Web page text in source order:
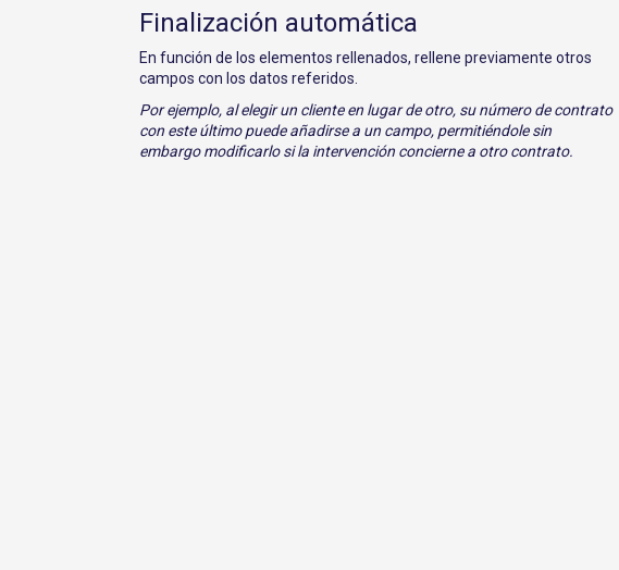
Finalización automática
En función de los elementos rellenados, rellene previamente otros
campos con los datos referidos.
Por ejemplo, al elegir un cliente en lugar de otro, su número de contrato
con este último puede añadirse a un campo, permitiéndole sin
embargo modificarlo si la intervención concierne a otro contrato.